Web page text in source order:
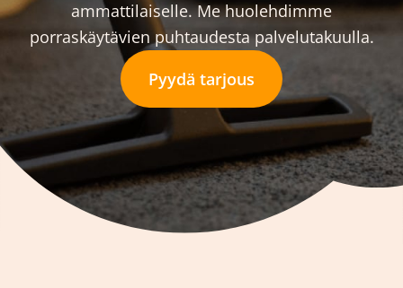
ammattilaiselle. Me huolehdimme
porraskäytävien puhtaudesta palvelutakuulla.
Pyydä tarjous